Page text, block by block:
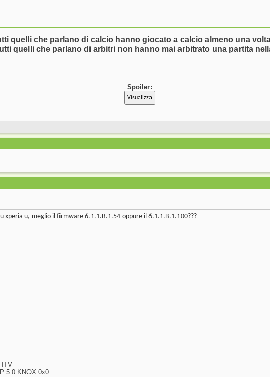
quelli che parlano di calcio hanno giocato a calcio almeno una
quelli che parlano di arbitri non hanno mai arbitrato una partita
Spoiler:
xperia u, meglio il firmware 6.1.1.B.1.54 oppure il 6.1.1.B.1.100???
ITV
5.0 KNOX 0x0